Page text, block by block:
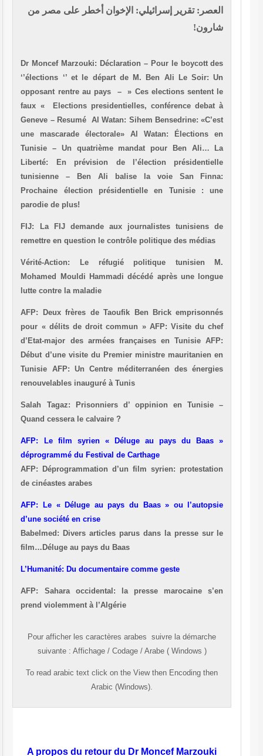
العصر: تقرير إسرائيلي: الإخوان أخطر على مصر من
شارون!
Dr Moncef Marzouki: Déclaration – Pour le boycott des
‘’élections ‘’ et le départ de M. Ben Ali
Le Soir: Un
opposant rentre au pays – » Ces elections sentent le
faux «
Elections presidentielles, conférence debat à
Geneve – Resumé Al Watan: Sihem Bensedrine: «C’est
une mascarade électorale» Al Watan: Élections en
Tunisie – Un quatrième mandat pour Ben Ali…
La
Liberté: En prévision de l’élection présidentielle
tunisienne – Ben Ali balise la voieSan Finna:
Prochaine élection présidentielle en Tunisie : une
parodie de plus!
FIJ: La FIJ demande aux journalistes tunisiens de
remettre en question le contrôle politique des médias
Vérité-Action: Le réfugié politique tunisien M.
Mohamed Mouldi Hammadi décédé après une longue
lutte contre la maladie
AFP: Deux frères de Taoufik Ben Brick emprisonnés
pour « délits de droit commun »AFP: Visite du chef
d’Etat-major des armées françaises en TunisieAFP:
Début d’une visite du Premier ministre mauritanien en
Tunisie AFP: Un Centre méditerranéen des énergies
renouvelables inauguré à Tunis
Salah Tagaz: Prisonniers d’ oppinion en Tunisie –
Quand cessera le calvaire ?
AFP: Le film syrien « Déluge au pays du Baas »
déprogrammé du Festival de Carthage
AFP: Déprogrammation d’un film syrien: protestation
de cinéastes arabes
AFP: Le « Déluge au pays du Baas » ou l’autopsie
d’une société en crise
Babelmed: Divers articles parus dans la presse sur le
film…Déluge au pays du Baas
L’Humanité: Du documentaire comme geste
AFP: Sahara occidental: la presse marocaine s’en
prend violemment à l’Algérie
Pour afficher les caractèresarabes suivre la démarche
suivante: Affichage/ Codage/ Arabe ( Windows )
To readarabic text click on theViewthen Encodingthen
Arabic (Windows).
A propos du retour du Dr Moncef Marzouki